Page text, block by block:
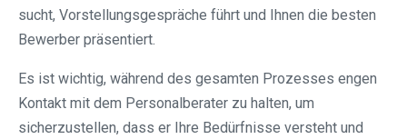
sucht, Vorstellungsgespräche führt und Ihnen die besten
Bewerber präsentiert.
Es ist wichtig, während des gesamten Prozesses engen
Kontakt mit dem Personalberater zu halten, um
sicherzustellen, dass er Ihre Bedürfnisse versteht und